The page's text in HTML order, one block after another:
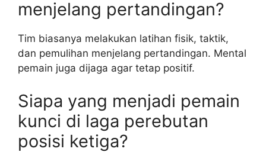
menjelang pertandingan?
Tim biasanya melakukan latihan fisik, taktik,
dan pemulihan menjelang pertandingan. Mental
pemain juga dijaga agar tetap positif.
Siapa yang menjadi pemain
kunci di laga perebutan
posisi ketiga?